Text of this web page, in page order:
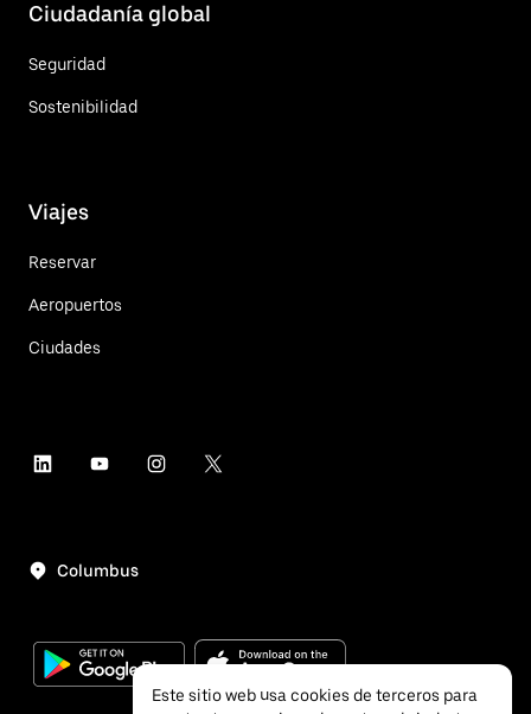
Ciudadanía global
Seguridad
Sostenibilidad
Viajes
Reservar
Aeropuertos
Ciudades
Columbus
Este sitio web usa cookies de terceros para